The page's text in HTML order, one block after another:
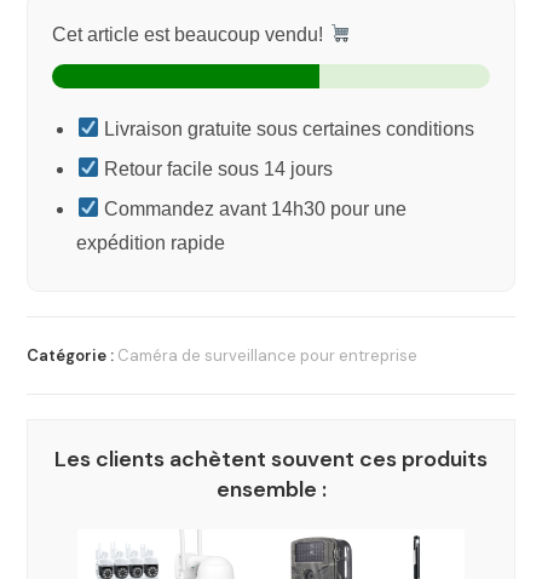
Cet article est beaucoup vendu!
Livraison gratuite sous certaines conditions
Retour facile sous 14 jours
Commandez avant 14h30 pour une
expédition rapide
Catégorie : Caméra de surveillance pour entreprise
Les clients achètent souvent ces produits
ensemble :